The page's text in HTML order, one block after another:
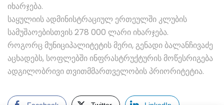
იხარჯება.
საყულიის ადმინისტრაციულ ერთეულში კლუბის
სამუშაოებისთვის 278 000 ლარი იხარჯება.
როგორც მუნიციპალიტეტის მერი, გენადი ბალანჩივაძე
აცხადებს, სოფლებში ინფრასტრუქტურის მოწესრიგება
ადგილობრივი თვითმმართველობის პრიორიტეტია.